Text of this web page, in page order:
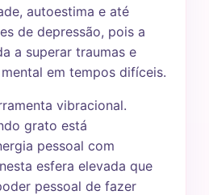
autoestima e até
de depressão, pois a
a superar traumas e
em tempos difíceis.
vibracional.
grato está
pessoal com
esfera elevada que
pessoal de fazer